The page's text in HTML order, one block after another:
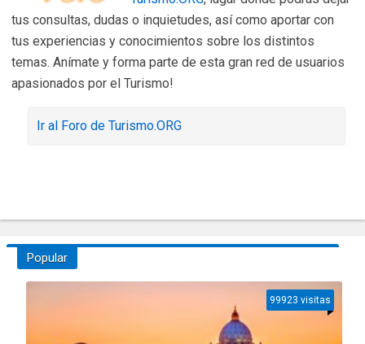
tus consultas, dudas o inquietudes, así como aportar con
tus experiencias y conocimientos sobre los distintos
temas. Anímate y forma parte de esta gran red de usuarios
apasionados por el Turismo!
Ir al Foro de Turismo.ORG
Popular
99923 visitas